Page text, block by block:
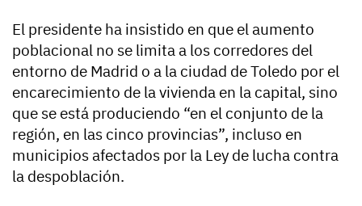
El presidente ha insistido en que el aumento
poblacional no se limita a los corredores del
entorno de Madrid o a la ciudad de Toledo por el
encarecimiento de la vivienda en la capital, sino
que se está produciendo “en el conjunto de la
región, en las cinco provincias”, incluso en
municipios afectados por la Ley de lucha contra
la despoblación.